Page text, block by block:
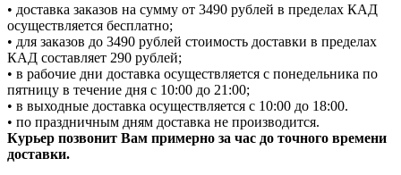
• доставка заказов на сумму от 3490 рублей в пределах КАД
осуществляется бесплатно;
• для заказов до 3490 рублей стоимость доставки в пределах
КАД составляет 290 рублей;
• в рабочие дни доставка осуществляется с понедельника по
пятницу в течение дня с 10:00 до 21:00;
• в выходные доставка осуществляется с 10:00 до 18:00.
• по праздничным дням доставка не производится.
Курьер позвонит Вам примерно за час до точного времени
доставки.